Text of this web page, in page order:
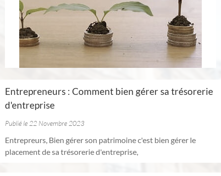
Entrepreneurs : Comment bien gérer sa trésorerie
d'entreprise
Publié le 22 Novembre 2023
Entrepreurs, Bien gérer son patrimoine c'est bien gérer le
placement de sa trésorerie d'entreprise,